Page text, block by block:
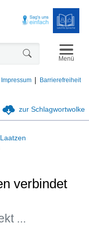
Impressum Barrierefreiheit
Menü
zur Schlagwortwolke
Laatzen
verbindet
...